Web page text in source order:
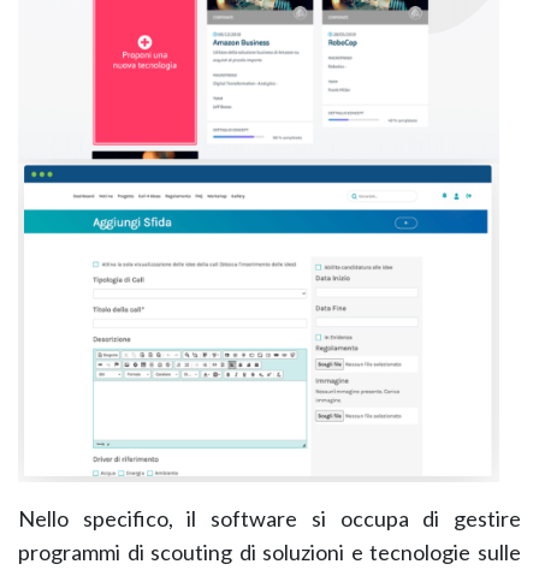
Nello specifico, il software si occupa di gestire
programmi di scouting di soluzioni e tecnologie sulle